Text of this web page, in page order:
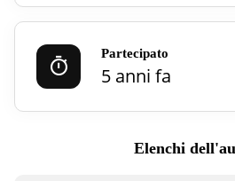
Partecipato
5 anni fa
Elenchi